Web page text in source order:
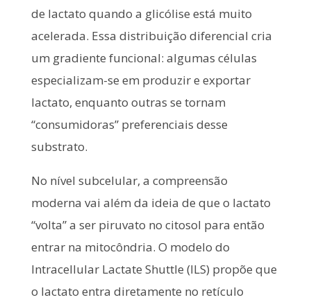
de lactato quando a glicólise está muito
acelerada. Essa distribuição diferencial cria
um gradiente funcional: algumas células
especializam-se em produzir e exportar
lactato, enquanto outras se tornam
“consumidoras” preferenciais desse
substrato.
No nível subcelular, a compreensão
moderna vai além da ideia de que o lactato
“volta” a ser piruvato no citosol para então
entrar na mitocôndria. O modelo do
Intracellular Lactate Shuttle (ILS) propõe que
o lactato entra diretamente no retículo